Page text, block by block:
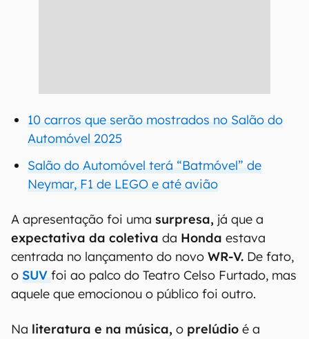
10 carros que serão mostrados no Salão do
Automóvel 2025
Salão do Automóvel terá “Batmóvel” de
Neymar, F1 de LEGO e até avião
A apresentação foi uma surpresa, já que a
expectativa da coletiva da Honda estava
centrada no lançamento do novo WR-V. De fato,
o SUV foi ao palco do Teatro Celso Furtado, mas
aquele que emocionou o público foi outro.
Na literatura e na música, o prelúdio é a